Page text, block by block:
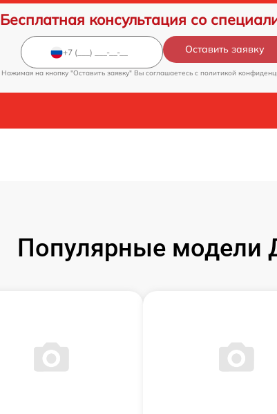
Бесплатная консультация со
Оставить заявку
Нажимая на кнопку "Оставить заявку" Вы соглашаетесь c политикой
Популярные модели